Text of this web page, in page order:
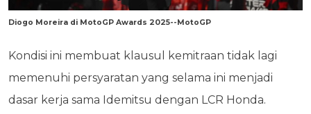
Diogo Moreira di MotoGP Awards 2025--MotoGP
Kondisi ini membuat klausul kemitraan tidak lagi
memenuhi persyaratan yang selama ini menjadi
dasar kerja sama Idemitsu dengan LCR Honda.